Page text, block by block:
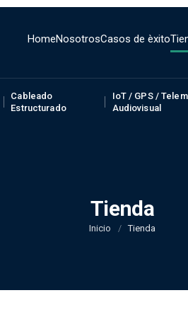
HomeNosotrosCasos de èxito
Cableado
Estructurado
IoT / GPS /
Audiovisual
Tienda
Inicio / Tienda